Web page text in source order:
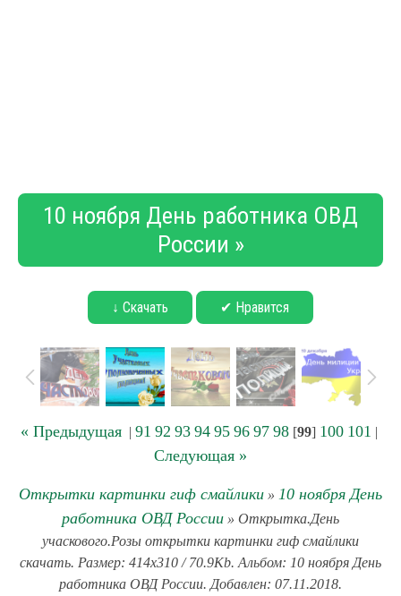
10 ноября День работника ОВД
России »
↓ Скачать ✔ Нравится
« Предыдущая| 91 92 93 94 95 96 97 98[99] 100 101 |
Следующая »
Открытки картинки гиф смайлики » 10 ноября День
работника ОВД России » Открытка.День
учаскового.Розы открытки картинки гиф смайлики
скачать. Размер: 414x310 / 70.9Kb. Альбом: 10 ноября День
работника ОВД России. Добавлен: 07.11.2018.